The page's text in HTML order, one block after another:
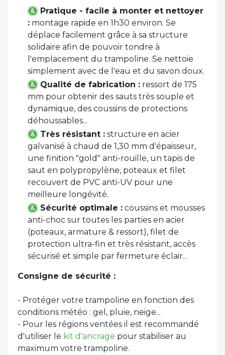
Pratique - facile à monter et nettoyer
: montage rapide en 1h30 environ. Se
déplace facilement grâce à sa structure
solidaire afin de pouvoir tondre à
l'emplacement du trampoline. Se nettoie
simplement avec de l'eau et du savon doux.
Qualité de fabrication : ressort de 175
mm pour obtenir des sauts très souple et
dynamique, des coussins de protections
déhoussables...
Très résistant : structure en acier
galvanisé à chaud de 1,30 mm d'épaisseur,
une finition "gold" anti-rouille, un tapis de
saut en polypropylène, poteaux et filet
recouvert de PVC anti-UV pour une
meilleure longévité.
Sécurité optimale : coussins et mousses
anti-choc sur toutes les parties en acier
(poteaux, armature & ressort), filet de
protection ultra-fin et très résistant, accès
sécurisé et simple par fermeture éclair...
Consigne de sécurité :
- Protéger votre trampoline en fonction des
conditions météo : gel, pluie, neige...
- Pour les régions ventées il est recommandé
d'utiliser le kit d'ancrage pour stabiliser au
maximum votre trampoline.